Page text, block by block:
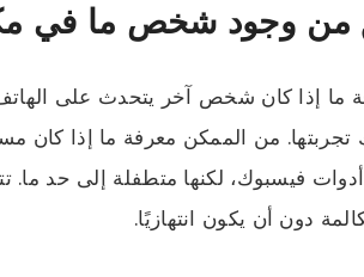
من وجود شخص ما في
ما إذا كان شخص آخر يتحدث على
تجربتها. من الممكن معرفة ما إذا كان
فيسبوك، لكنها متطفلة إلى حد ما.
دون أن يكون انتهازيًا.